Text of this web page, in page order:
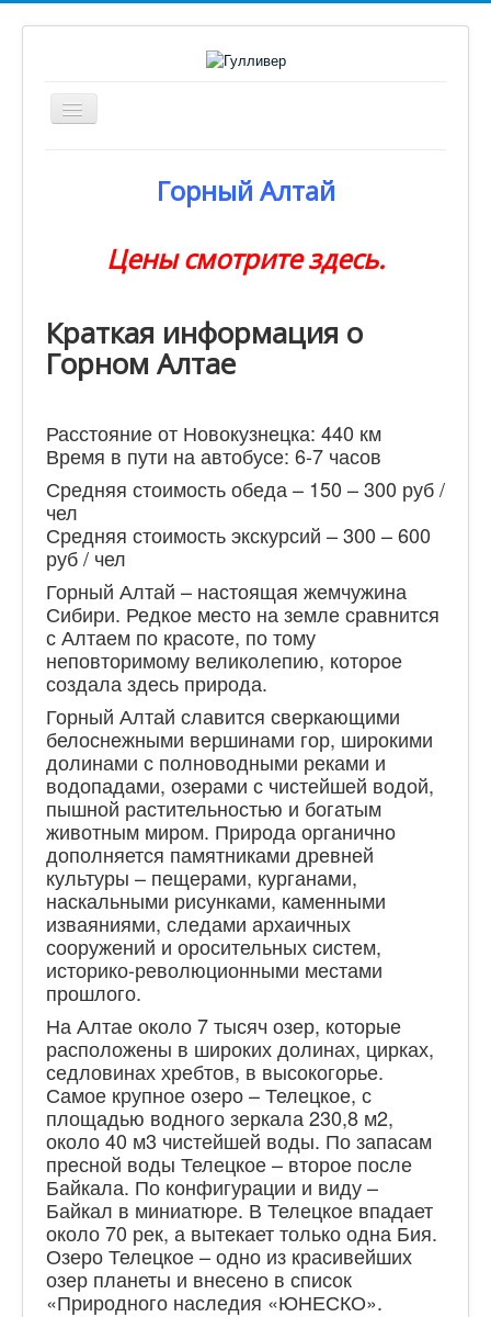
Включить/
выключить
Страны
Информация
Кредит
О нас
Контакты
Горный Алтай
Цены смотрите здесь.
Краткая информация о
Горном Алтае
Расстояние от Новокузнецка: 440 км
Время в пути на автобусе: 6-7 часов
Средняя стоимость обеда – 150 – 300 руб /
чел
Средняя стоимость экскурсий – 300 – 600
руб / чел
Горный Алтай – настоящая жемчужина
Сибири. Редкое место на земле сравнится
с Алтаем по красоте, по тому
неповторимому великолепию, которое
создала здесь природа.
Горный Алтай славится сверкающими
белоснежными вершинами гор, широкими
долинами с полноводными реками и
водопадами, озерами с чистейшей водой,
пышной растительностью и богатым
животным миром. Природа органично
дополняется памятниками древней
культуры – пещерами, курганами,
наскальными рисунками, каменными
изваяниями, следами архаичных
сооружений и оросительных систем,
историко-революционными местами
прошлого.
На Алтае около 7 тысяч озер, которые
расположены в широких долинах, цирках,
седловинах хребтов, в высокогорье.
Самое крупное озеро – Телецкое, с
площадью водного зеркала 230,8 м2,
около 40 м3 чистейшей воды. По запасам
пресной воды Телецкое – второе после
Байкала. По конфигурации и виду –
Байкал в миниатюре. В Телецкое впадает
около 70 рек, а вытекает только одна Бия.
Озеро Телецкое – одно из красивейших
озер планеты и внесено в список
«Природного наследия «ЮНЕСКО».